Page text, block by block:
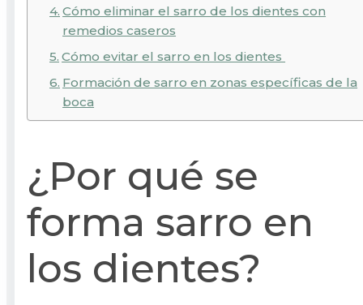
Cómo eliminar el sarro de los dientes con
remedios caseros
Cómo evitar el sarro en los dientes
Formación de sarro en zonas específicas de la
boca
¿Por qué se
forma sarro en
los dientes?